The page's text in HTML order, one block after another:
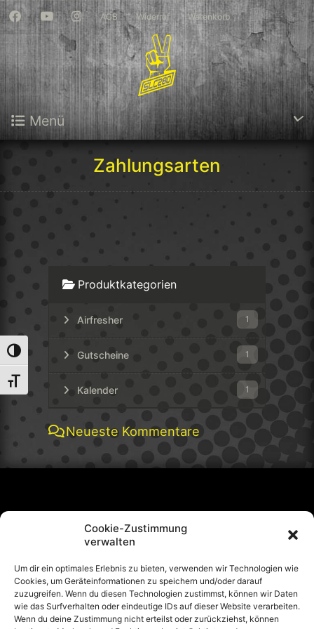
Cookie-Zustimmung
verwalten
Um dir ein optimales Erlebnis zu bieten, verwenden wir Technologien wie
Cookies, um Geräteinformationen zu speichern und/oder darauf
zuzugreifen. Wenn du diesen Technologien zustimmst, können wir Daten
wie das Surfverhalten oder eindeutige IDs auf dieser Website verarbeiten.
Wenn du deine Zustimmung nicht erteilst oder zurückziehst, können
Umschalten auf hohe Kontraste
Schrift vergrößern
AGB Widerruf Warenkorb
Menü
Zahlungsarten
Produktkategorien
Airfresher 1
Gutscheine 1
Kalender 1
Neueste Kommentare
WIDERRUF
COOKIE-RICHTLINIE (EU)
IMPRESSUM